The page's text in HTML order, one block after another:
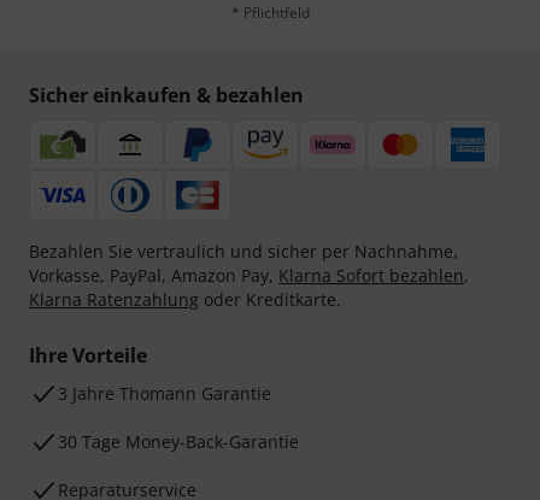
* Pflichtfeld
Sicher einkaufen & bezahlen
Bezahlen Sie vertraulich und sicher per Nachnahme,
Vorkasse, PayPal, Amazon Pay, Klarna Sofort bezahlen,
Klarna Ratenzahlung oder Kreditkarte.
Ihre Vorteile
3 Jahre Thomann Garantie
30 Tage Money-Back-Garantie
Reparaturservice